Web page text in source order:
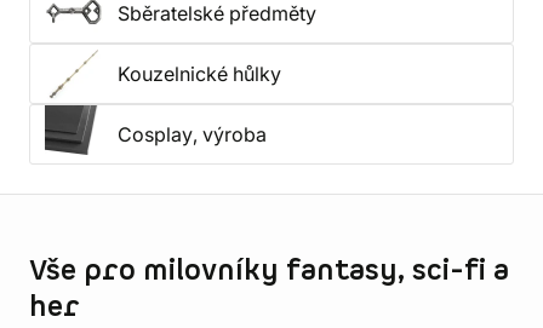
Sběratelské předměty
Kouzelnické hůlky
Cosplay, výroba
Vše pro milovníky fantasy, sci-fi a
her